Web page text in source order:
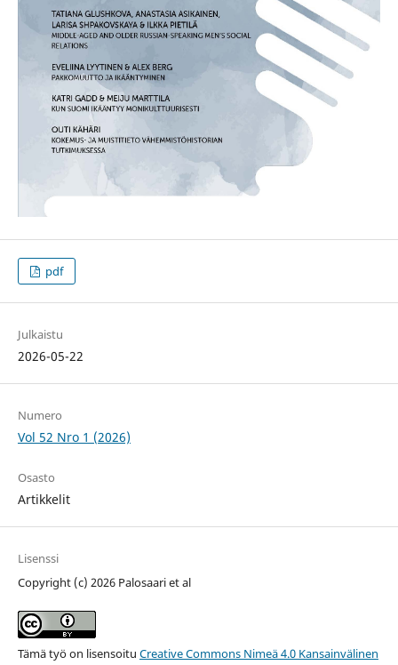
pdf
Julkaistu
2026-05-22
Numero
Vol 52 Nro 1 (2026)
Osasto
Artikkelit
Lisenssi
Copyright (c) 2026 Palosaari et al
Tämä työ on lisensoitu Creative Commons Nimeä 4.0 Kansainvälinen